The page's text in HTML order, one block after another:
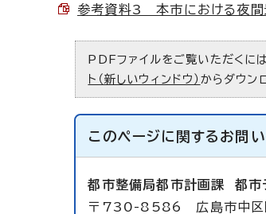
参考資料3 本市における夜間
PDFファイルをご覧いただくに
ト（新しいウィンドウ） からダウン
このページに関する お問
都市整備局都市計画課 都市
〒730-8586 広島市中区